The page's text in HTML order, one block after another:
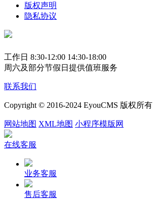
版权声明
隐私协议
工作日 8:30-12:00 14:30-18:00
周六及部分节假日提供值班服务
联系我们
Copyright © 2016-2024 EyouCMS 版权所有
网站地图 XML地图 小程序模版网
在线客服
业务客服
售后客服